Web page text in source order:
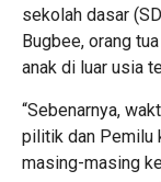
sekolah dasar
Bugbee, orang
anak di luar usia
“Sebenarnya,
pilitik dan Pemilu
masing-masing